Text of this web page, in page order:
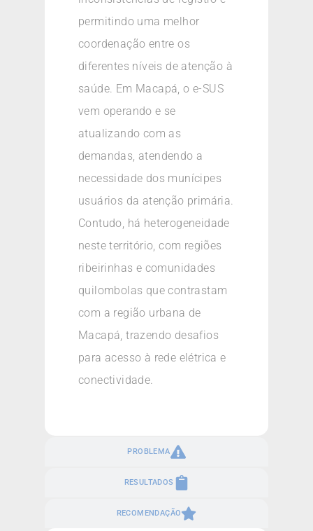
PROBLEMA
RESULTADOS
RECOMENDAÇÃO
permitindo uma melhor
coordenação entre os
diferentes níveis de atenção à
saúde. Em Macapá, o e-SUS
vem operando e se
atualizando com as
demandas, atendendo a
necessidade dos munícipes
usuários da atenção primária.
Contudo, há heterogeneidade
neste território, com regiões
ribeirinhas e comunidades
quilombolas que contrastam
com a região urbana de
Macapá, trazendo desafios
para acesso à rede elétrica e
conectividade.